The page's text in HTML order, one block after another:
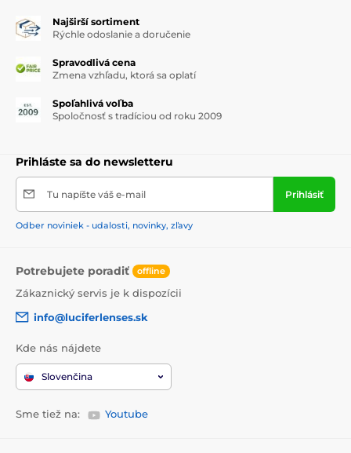
Najširší sortiment
Rýchle odoslanie a doručenie
Spravodlivá cena
Zmena vzhľadu, ktorá sa oplatí
Spoľahlivá voľba
Spoločnosť s tradíciou od roku 2009
Prihláste sa do newsletteru
Tu napíšte váš e-mail Prihlásiť
Odber noviniek - udalosti, novinky, zľavy
Potrebujete poradiť offline
Zákaznický servis je k dispozícii
info@luciferlenses.sk
Kde nás nájdete
Slovenčina
Sme tiež na: Youtube